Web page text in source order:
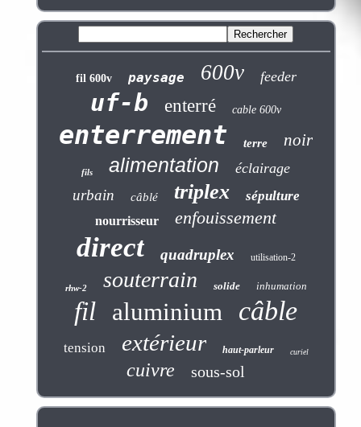
fil 600v paysage 600v feeder
uf-b enterré cable 600v
enterrement terre noir
fils alimentation éclairage
urbain câblé triplex sépulture
nourrisseur enfouissement
direct quadruplex utilisation-2
rhw-2 souterrain solide inhumation
fil aluminium câble
tension extérieur haut-parleur curiel
cuivre sous-sol